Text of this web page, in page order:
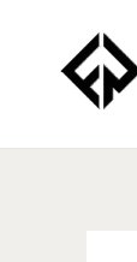
content